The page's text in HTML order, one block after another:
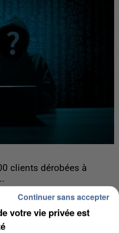
clients dérobées à
seraient pas
votre vie privée est
Continuer sans accepter